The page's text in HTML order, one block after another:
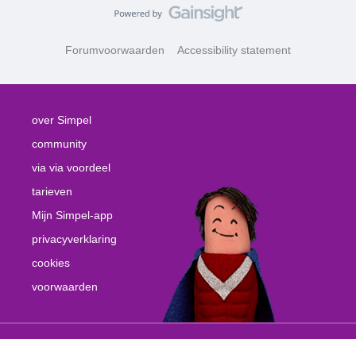
Forumvoorwaarden Accessibility statement
over Simpel
community
via via voordeel
tarieven
Mijn Simpel-app
privacyverklaring
cookies
voorwaarden